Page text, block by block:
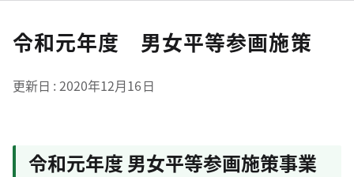
令和元年度 男女平等参画施策
更新日 2020年12月16日
令和元年度 男女平等参画施策事業